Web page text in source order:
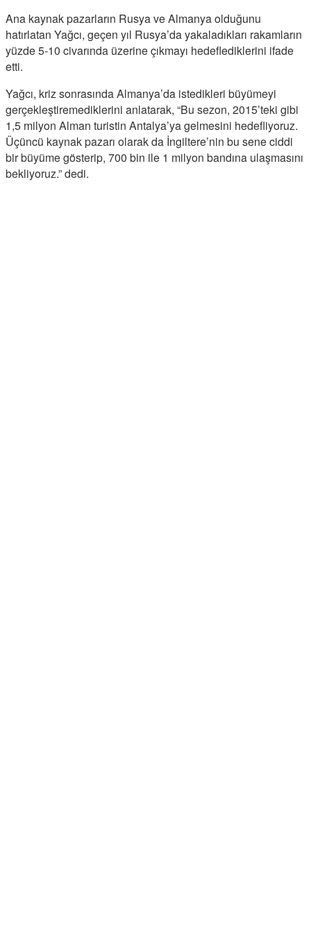
Ana kaynak pazarların Rusya ve Almanya olduğunu
hatırlatan Yağcı, geçen yıl Rusya’da yakaladıkları rakamların
yüzde 5-10 civarında üzerine çıkmayı hedeflediklerini ifade
etti.
Yağcı, kriz sonrasında Almanya’da istedikleri büyümeyi
gerçekleştiremediklerini anlatarak, “Bu sezon, 2015’teki gibi
1,5 milyon Alman turistin Antalya’ya gelmesini hedefliyoruz.
Üçüncü kaynak pazarı olarak da İngiltere’nin bu sene ciddi
bir büyüme gösterip, 700 bin ile 1 milyon bandına ulaşmasını
bekliyoruz.” dedi.